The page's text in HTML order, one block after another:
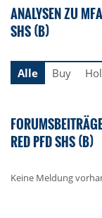
ANALYSEN ZU
SHS (B)
Alle
Buy
RED PFD SHS (B)
Keine Meldung